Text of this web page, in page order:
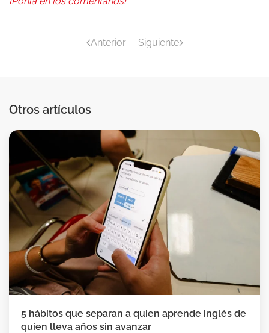
Anterior Siguiente
Otros artículos
aprende inglés de
El verano puede hacerte
inglés. O ganarlos. Tú